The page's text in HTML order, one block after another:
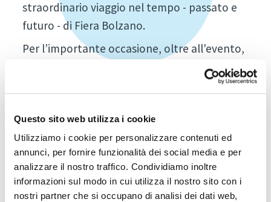
Questo sito web utilizza i cookie
Utilizziamo i cookie per personalizzare contenuti ed
annunci, per fornire funzionalità dei social media e per
analizzare il nostro traffico. Condividiamo inoltre
informazioni sul modo in cui utilizza il nostro sito con i
nostri partner che si occupano di analisi dei dati web,
straordinario viaggio nel tempo - passato e
futuro - di Fiera Bolzano.
Per l’importante occasione, oltre all'evento,
è stato pubblicato un libro, già disponibile in
libreria in lingua italiana e tedesca, che
– e realizzato un documentario, che verrà
trasmesso prossimamente su RAI Alto Adige.
In "75 anni Fiera Bolzano", diverse
personalità legate alla storia della Fiera si
sono raccontate sotto forma di interviste,